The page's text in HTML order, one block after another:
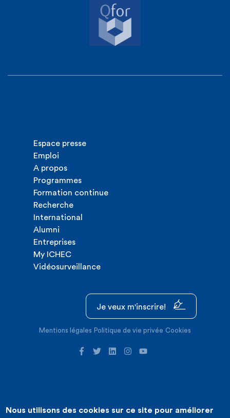
Espace presse
Emploi
A propos
Programmes
Formation continue
Recherche
International
Alumni
Entreprises
My ICHEC
Vidéosurveillance
Je veux m'inscrire!
Mentions légales Politique de vie privée Cookies
©2026 ICHEC |Création de site internet : Expansion
Nous utilisons des cookies sur ce site pour améliorer